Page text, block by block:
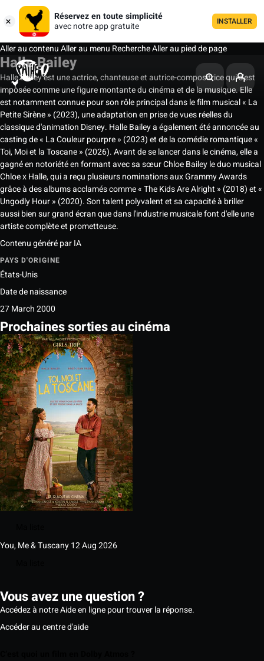
Réservez en toute simplicité
avec notre app gratuite
INSTALLER
Aller au contenuAller au menu RechercheAller au pied de page
Halle Bailey
Halle Bailey est une actrice, chanteuse et autrice-compositrice qui s'est
imposée comme une figure montante du cinéma et de la musique. Elle
est notamment connue pour son rôle principal dans le film musical « La
Petite Sirène » (2023), une adaptation en prise de vues réelles du
classique d'animation Disney. Halle Bailey a également été annoncée au
casting de « La Couleur pourpre » (2023) et de la comédie romantique «
Toi, Moi et la Toscane » (2026). Avant de se lancer dans le cinéma, elle a
gagné en notoriété en formant avec sa sœur Chloe Bailey le duo musical
Chloe x Halle, qui a reçu plusieurs nominations aux Grammy Awards
grâce à des albums acclamés comme « The Kids Are Alright » (2018) et «
Ungodly Hour » (2020). Son talent polyvalent et sa capacité à briller
aussi bien sur grand écran que dans l'industrie musicale font d'elle une
artiste complète et prometteuse.
Contenu généré par IA
PAYS D'ORIGINE
États-Unis
Date de naissance
27 March 2000
Prochaines sorties au cinéma
You, Me & Tuscany12 Aug 2026
Vous avez une question ?
Accédez à notre Aide en ligne pour trouver la réponse.
Accéder au centre d'aide